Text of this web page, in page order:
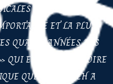
UNIVERSITAIRES.
ET LA PLUS
QUATRE ANNÉES DES
EST LE RÉPERTOIRE
QUE BEHKAMEH A